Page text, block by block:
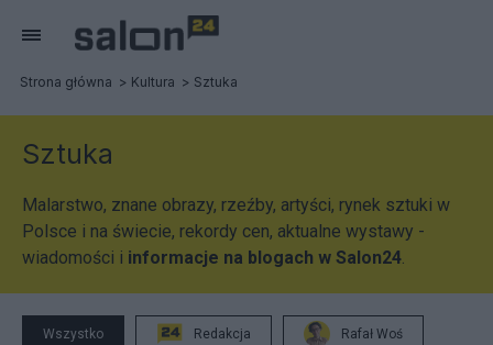
Strona główna Kultura Sztuka
Sztuka
Malarstwo, znane obrazy, rzeźby, artyści, rynek sztuki w
Polsce i na świecie, rekordy cen, aktualne wystawy -
wiadomości i informacje na blogach w Salon24.
Wszystko Redakcja Rafał Woś